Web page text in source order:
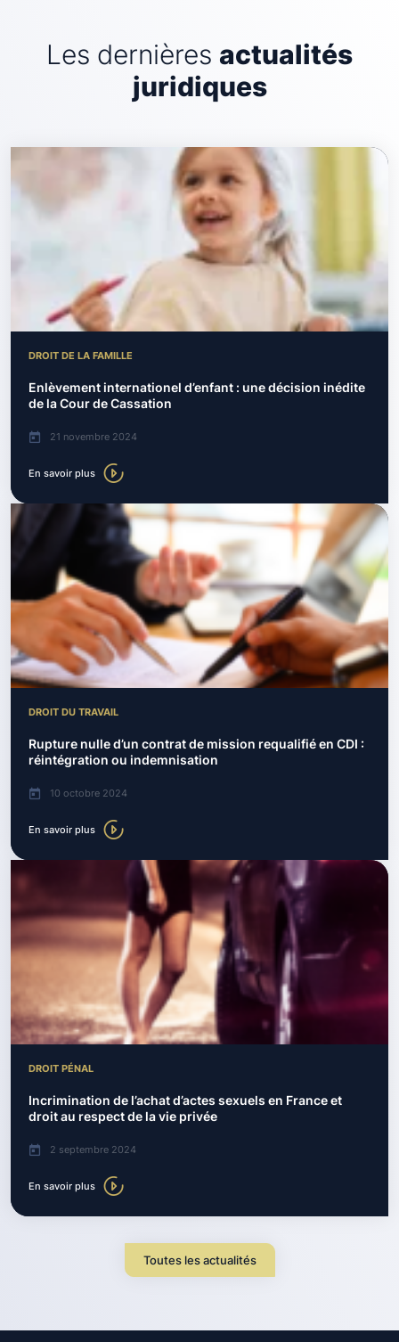
Les dernières actualités
juridiques
DROIT DE LA FAMILLE
Enlèvement internationel d’enfant : une décision inédite
de la Cour de Cassation
21 novembre 2024
En savoir plus
DROIT DU TRAVAIL
Rupture nulle d’un contrat de mission requalifié en CDI :
réintégration ou indemnisation
10 octobre 2024
En savoir plus
DROIT PÉNAL
Incrimination de l’achat d’actes sexuels en France et
droit au respect de la vie privée
2 septembre 2024
En savoir plus
Toutes les actualités